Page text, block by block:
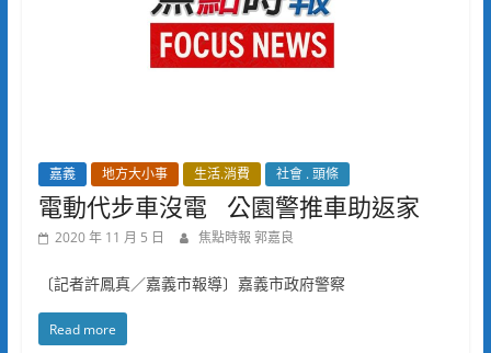
嘉義 地方大小事 生活.消費 社會 . 頭條
電動代步車沒電 公園警推車助返家
2020 年 11 月 5 日 焦點時報 郭嘉良
〔記者許鳳真／嘉義市報導〕嘉義市政府警察
Read more